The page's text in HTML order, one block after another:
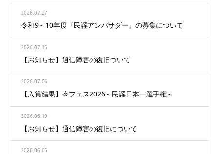
2026.07.27
令和9～10年度『民謡アンバサダー』の募集について
2026.07.15
【お知らせ】通信障害の復旧ついて
2026.07.06
【入賞結果】今フェス2026～民謡日本一選手権～
2026.06.19
【お知らせ】通信障害の復旧について
2026.06.05